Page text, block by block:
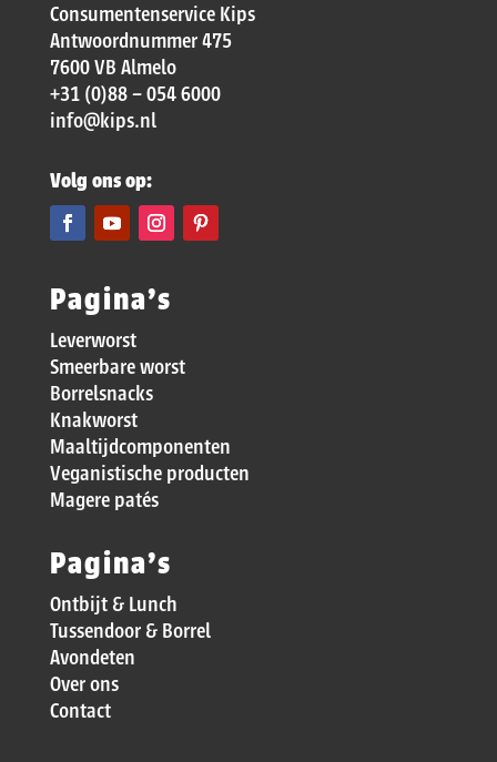
Consumentenservice Kips
Antwoordnummer 475
7600 VB Almelo
+31 (0)88 – 054 6000
info@kips.nl
Volg ons op:
Pagina’s
Leverworst
Smeerbare worst
Borrelsnacks
Knakworst
Maaltijdcomponenten
Veganistische producten
Magere patés
Pagina’s
Ontbijt & Lunch
Tussendoor & Borrel
Avondeten
Over ons
Contact